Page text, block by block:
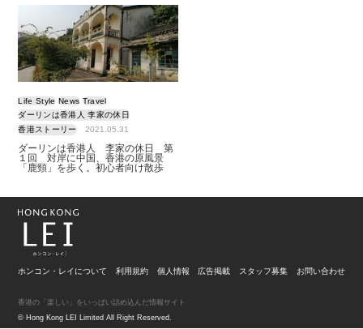
Life Style News Travel
ダーリンは香港人 李家の休日
香港ストーリー
2021.05.31
ダーリンは香港人 李家の休日 第
１回 対岸に中国、香港の原風景
「鹿頸」を歩く。初心者向け散歩
ホンコン・レイについて 利用規約 個人情報 広告掲載 スタッフ募集 お問い合わせ
© Hong Kong LEI Limited All Right Reserved.
香港の「楽しい」をいっぱい詰め込んだ情報サイト